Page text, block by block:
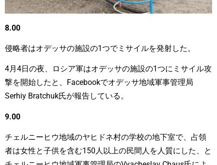
8.00
侵略者はオデッサの施設の1つでミサイルを発射した。
4月4日の夜、ロシア軍はオデッサの施設の1つにミサイル攻
撃を開始したと、Facebookでオデッサ地域軍事管理局
Serhiy Bratchuk氏が報告している。
9.00
チェルニーヒウ地域のヤヒドネ村の学校の地下室で、占領
者は女性と子供を含む150人以上の民間人を人質にした、と